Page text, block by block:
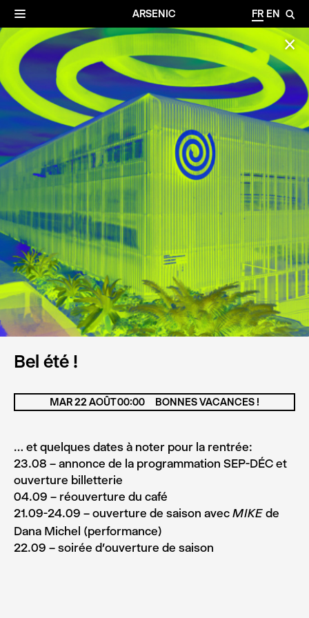
ARSENIC FR EN 🔎
☰
✕
Bel été !
… et quelques dates à noter pour la rentrée:
23.08 – annonce de la programmation SEP-DÉC et
ouverture billetterie
04.09 – réouverture du café
21.09-24.09 – ouverture de saison avec MIKE de
Dana Michel (performance)
22.09 – soirée d’ouverture de saison
MAR 22 AOÛT 00:00 BONNES VACANCES !